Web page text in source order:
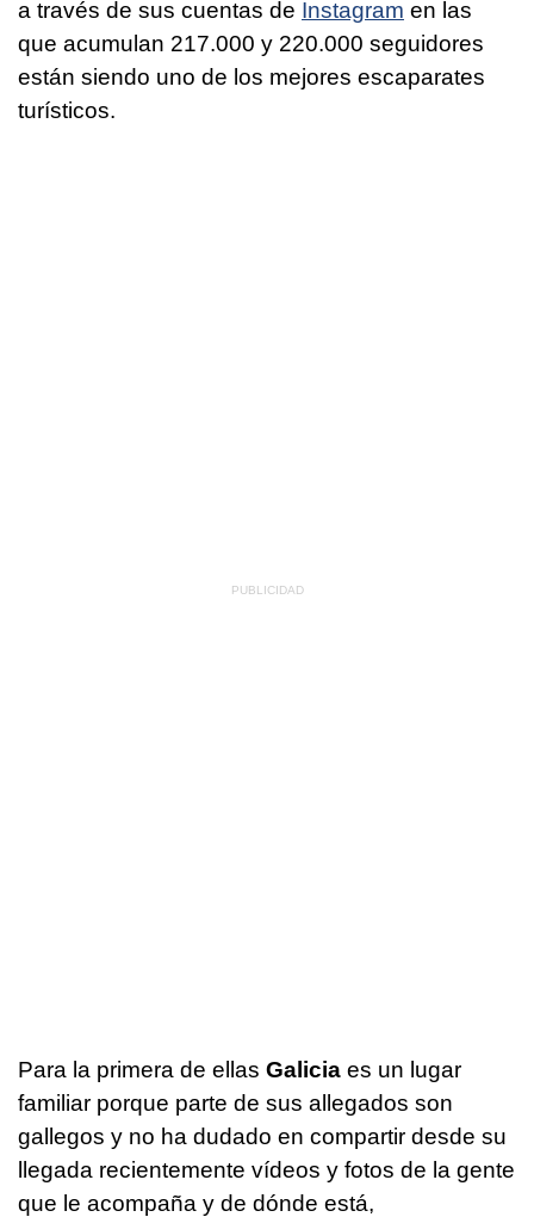
a través de sus cuentas de Instagram en las
que acumulan 217.000 y 220.000 seguidores
están siendo uno de los mejores escaparates
turísticos.
Para la primera de ellas Galicia es un lugar
familiar porque parte de sus allegados son
gallegos y no ha dudado en compartir desde su
llegada recientemente vídeos y fotos de la gente
que le acompaña y de dónde está,